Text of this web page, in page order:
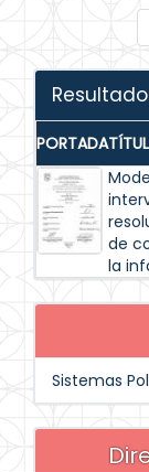
PORTADA
de
la
Sistemas